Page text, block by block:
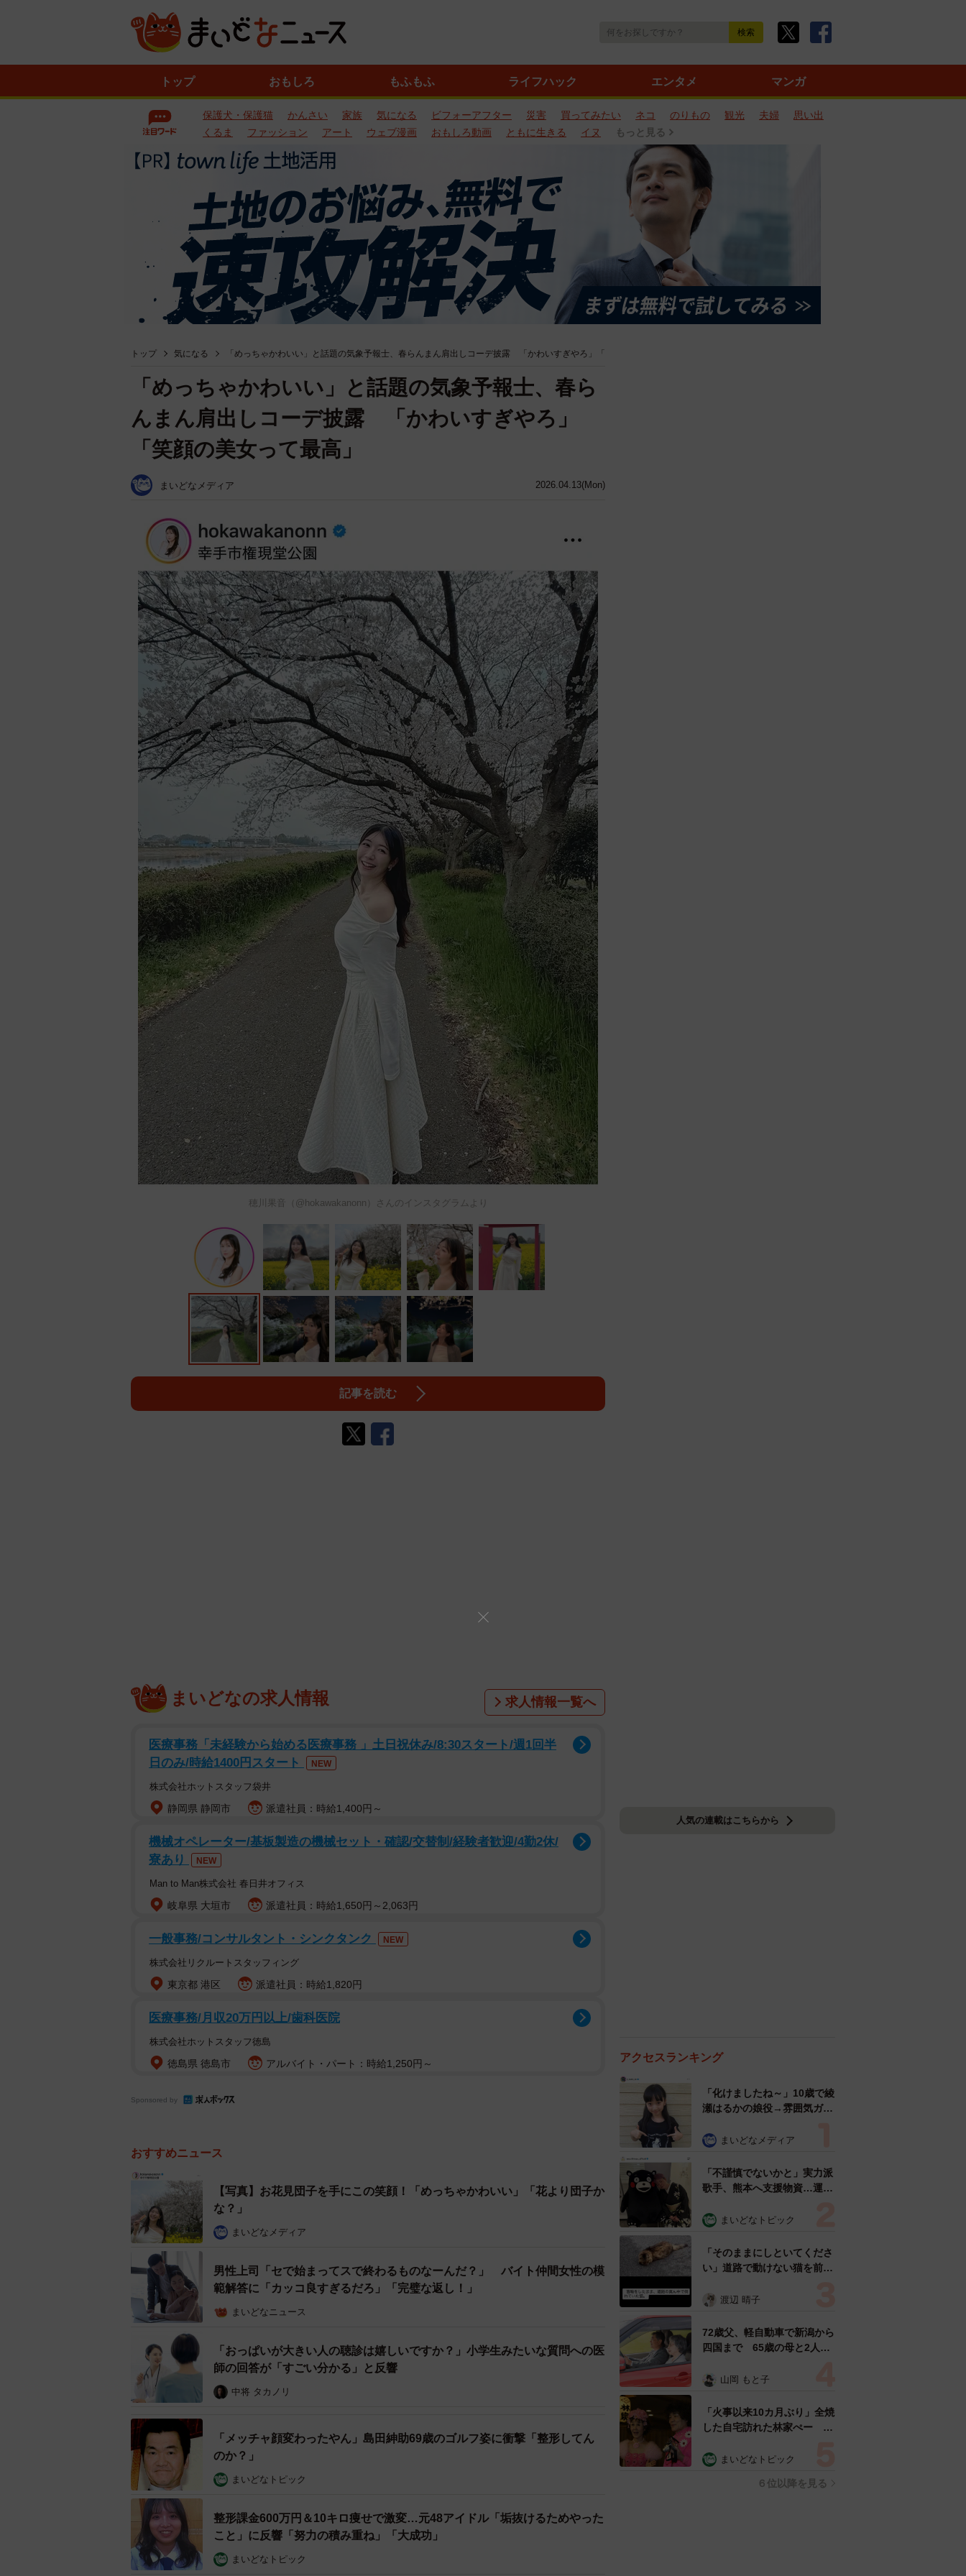
トップ おもしろ もふもふ ライフハック エンタメ マンガ
保護犬・保護猫 かんさい 家族 気になる ビフォーアフター 災害 買ってみたい ネコ のりもの 観光 夫婦
思い出
くるま
ファッション アート ウェブ漫画 おもしろ動画 ともに生きる イヌ もっと見る
トップ 気になる 「めっちゃかわいい」と話題の気象予報士、春らんまん肩出しコーデ披露 「かわいすぎやろ」「
2026.04.13(Mon)
「めっちゃかわいい」と話題の気象予報士、春ら
んまん肩出しコーデ披露 「かわいすぎやろ」
「笑顔の美女って最高」
まいどなメディア
穂川果音（@hokawakanonn）さんのインスタグラムより
記事を読む
まいどなの求人情報 求人情報一覧へ
医療事務「未経験から始める医療事務 」土日祝休み/8:30スタート/週1回半
日のみ/時給1400円スタート
NEW
株式会社ホットスタッフ袋井
静岡県 静岡市 派遣社員：時給1,400円～
機械オペレーター/基板製造の機械セット・確認/交替制/経験者歓迎/4勤2休/
寮あり
NEW
Man to Man株式会社 春日井オフィス
岐阜県 大垣市 派遣社員：時給1,650円～2,063円
一般事務/コンサルタント・シンクタンク NEW
株式会社リクルートスタッフィング
東京都 港区 派遣社員：時給1,820円
医療事務/月収20万円以上/歯科医院
株式会社ホットスタッフ徳島
徳島県 徳島市 アルバイト・パート：時給1,250円～
Sponsored by
おすすめニュース
【写真】お花見団子を手にこの笑顔！「めっちゃかわいい」「花より団子か
な？」
まいどなメディア
男性上司「セで始まってスで終わるものなーんだ？」 バイト仲間女性の模
範解答に「カッコ良すぎるだろ」「完璧な返し！」
まいどなニュース
「おっぱいが大きい人の聴診は嬉しいですか？」小学生みたいな質問への医
師の回答が「すごい分かる」と反響
中将 タカノリ
「メッチャ顔変わったやん」島田紳助69歳のゴルフ姿に衝撃「整形してん
のか？」
まいどなトピック
整形課金600万円＆10キロ痩せで激変…元48アイドル「垢抜けるためやった
こと」に反響「努力の積み重ね」「大成功」
まいどなトピック
人気の連載はこちらから
アクセスランキング
「化けましたね～」10歳で綾
瀬はるかの娘役→雰囲気ガラ
雰囲気が」「宝塚に入れそ
まいどなメディア
「不謹慎でないかと」実力派
歌手、熊本へ支援物資…運搬
めらい 「痛いほど伝わる」
まいどなトピック
「そのままにしといてくださ
い」道路で動けない猫を前に
ようとした4日間 「命の重
表の訴え
渡辺 晴子
72歳父、軽自動車で新潟から
四国まで 65歳の母と2人で
憩まで分刻み… 「大学生で
山岡 もと子
「火事以来10カ月ぶり」全焼
した自宅訪れた林家ぺー 内
ン状態の部屋に呆然
まいどなトピック
６位以降を見る